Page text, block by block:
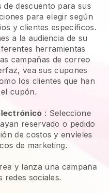
de descuento para sus
para elegir según
y clientes específicos.
a la audiencia de su
herramientas
campañas de correo
vea sus cupones
los clientes que han
cupón.
: Seleccione
reservado o pedido
de costos y envíeles
de marketing.
y lanza una campaña
redes sociales.